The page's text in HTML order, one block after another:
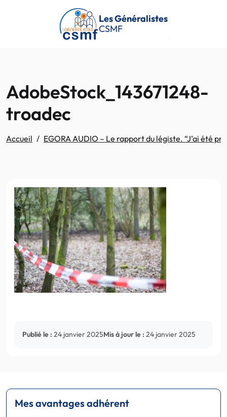
Passer au contenu principal
Les Généralistes
CSMF
AdobeStock_143671248-
troadec
Accueil EGORA AUDIO – Le rapport du légiste. “J’ai été
Publié le : 24 janvier 2025Mis à jour le : 24 janvier 2025
Mes avantages adhérent